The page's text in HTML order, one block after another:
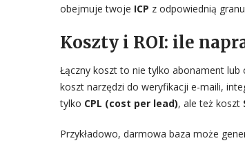
obejmuje twoje ICP z odpowiednią
Koszty i ROI: ile
Łączny koszt to nie tylko abonament
koszt narzędzi do weryfikacji e-maili,
tylko CPL (cost per lead), ale też koszt
Przykładowo, darmowa baza może